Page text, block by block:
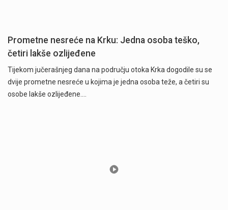
Prometne nesreće na Krku: Jedna osoba teško,
četiri lakše ozlijeđene
Tijekom jučerašnjeg dana na području otoka Krka dogodile su se
dvije prometne nesreće u kojima je jedna osoba teže, a četiri su
osobe lakše ozlijeđene.…